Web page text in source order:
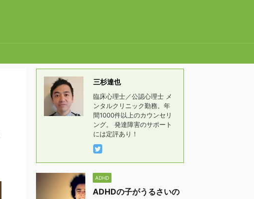
三杉達也
臨床心理士／公認心理士 メ
ンタルクリニック勤務。年
間1000件以上のカウンセリ
ング。 発達障害のサポート
には定評あり！
ADHD
ADHDの子がうるさいの